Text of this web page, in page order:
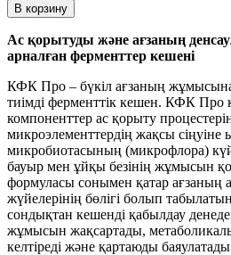
В корзину
Ас қорытуды және ағзаның
арналған ферменттер кешені
КФК Про – бүкіл ағзаның жұмысына
тиімді ферменттік кешен. КФК Про
компоненттер ас қорыту
микроэлементтердің жақсы сіңуіне
микробиотасының (микрофлора)
бауыр мен ұйқы безінің жұмысын
формуласы сонымен қатар ағзаның
жүйелерінің бөлігі болып
сондықтан кешенді қабылдау
жұмысын жақсартады,
келтіреді және қартаюды